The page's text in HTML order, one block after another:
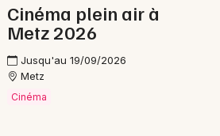
Cinéma plein air à
Metz 2026
Jusqu'au 19/09/2026
Metz
Cinéma